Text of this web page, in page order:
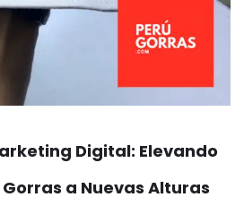
Digital: Elevando
a Nuevas Alturas